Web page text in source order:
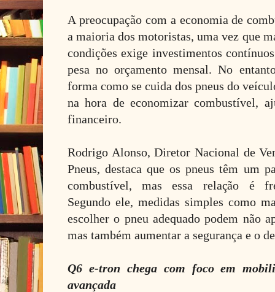
A preocupação com a economia de
a maioria dos motoristas, uma vez que
condições exige investimentos
pesa no orçamento mensal. No
forma como se cuida dos pneus do
na hora de economizar combustível,
financeiro.
Rodrigo Alonso, Diretor Nacional de
Pneus, destaca que os pneus têm um
combustível, mas essa relação é
Segundo ele, medidas simples como
escolher o pneu adequado podem não
mas também aumentar a segurança e o
Q6 e-tron chega com foco em
avançada